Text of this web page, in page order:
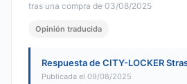
tras una compra de 03/08/2025
Opinión traducida
Respuesta de CITY-LOCKER
Publicada el 09/08/2025